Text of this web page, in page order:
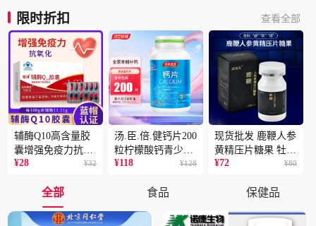
积分兑换说明
如何搜索
限时折扣 查看全部
辅酶Q10高含量胶
囊增强免疫力抗氧
化蓝帽保健食品批
¥28 ¥32
汤.臣.倍.健钙片200
粒柠檬酸钙青少年
成人补钙骨骼健康
¥118 ¥128
现货批发 鹿鞭人参
黄精压片糖果 牡蛎
片 男性片剂人参黄
¥72 ¥80
全部 食品 保健品